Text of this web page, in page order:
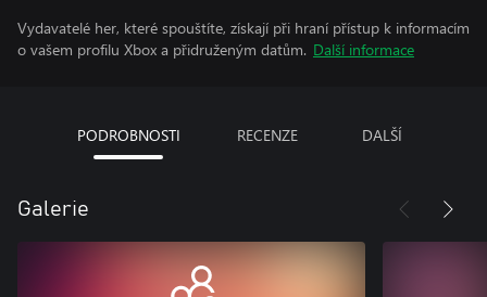
Vydavatelé her, které spouštíte, získají při hraní přístup k informacím
o vašem profilu Xbox a přidruženým datům. Další informace
PODROBNOSTI RECENZE DALŠÍ
Galerie